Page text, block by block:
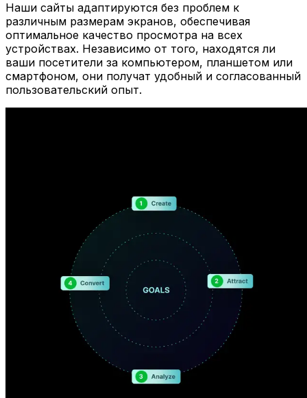
Наши сайты адаптируются без проблем к
различным размерам экранов, обеспечивая
оптимальное качество просмотра на всех
устройствах. Независимо от того, находятся ли
ваши посетители за компьютером, планшетом или
смартфоном, они получат удобный и согласованный
пользовательский опыт.